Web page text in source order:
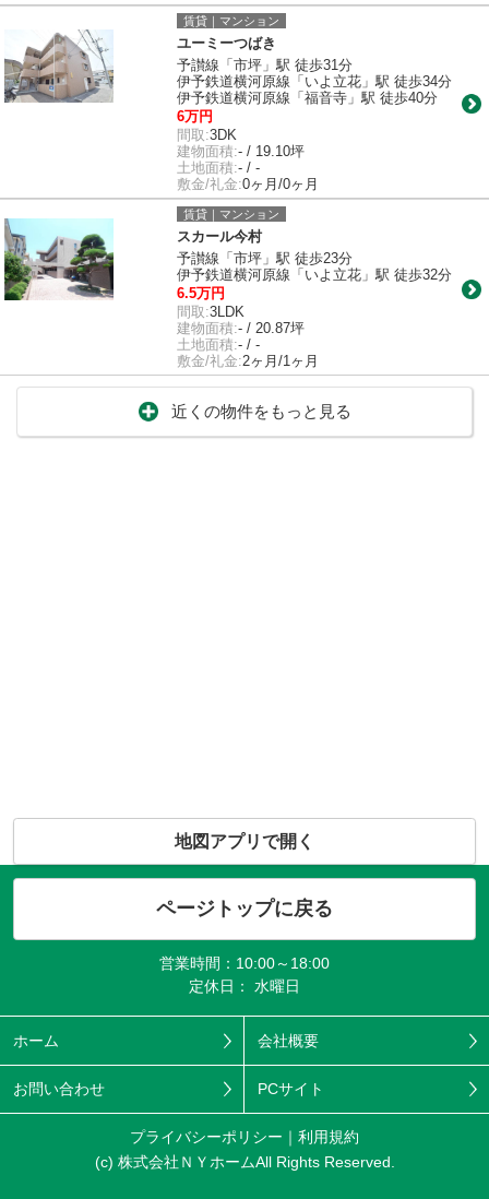
賃貸｜マンション
ユーミーつばき
予讃線「市坪」駅 徒歩31分
伊予鉄道横河原線「いよ立花」駅 徒歩34分
伊予鉄道横河原線「福音寺」駅 徒歩40分
6万円
間取:3DK
建物面積:- / 19.10坪
土地面積:- / -
敷金/礼金:0ヶ月/0ヶ月
賃貸｜マンション
スカール今村
予讃線「市坪」駅 徒歩23分
伊予鉄道横河原線「いよ立花」駅 徒歩32分
6.5万円
間取:3LDK
建物面積:- / 20.87坪
土地面積:- / -
敷金/礼金:2ヶ月/1ヶ月
近くの物件をもっと見る
地図アプリで開く
ページトップに戻る
営業時間：10:00～18:00
定休日： 水曜日
ホーム 会社概要
お問い合わせ PCサイト
プライバシーポリシー
利用規約
(c) 株式会社ＮＹホームAll Rights Reserved.